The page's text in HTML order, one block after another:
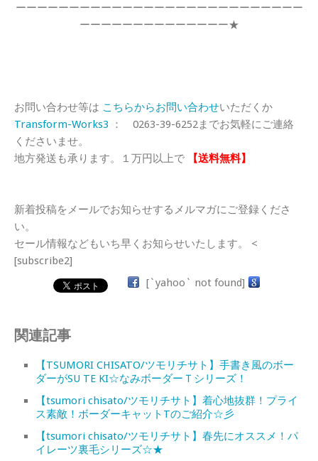
ーーーーーーーーーーーーーーーーーーーーーーーーーーー
ーーーーーーーーーーーーーー★
お問い合わせ等は こちらからお問い合わせいただくか
Transform-Works3 ： 0263-39-6252までお気軽にご連絡
くださいませ。
地方発送も承ります。１万円以上で
【送料無料】
新着投稿をメールでお知らせするメルマガにご登録くださ
い。
セール情報などもいち早くお知らせいたします。 <
[subscribe2]
[`yahoo` not found]
関連記事
【TSUMORI CHISATO/ツモリチサト】手書き風のボー
ダーがSU TE KI☆なみボーダーＴシリーズ！
【tsumori chisato/ツモリチサト】着心地抜群！プライ
ス素敵！ボーダーキャットTのご紹介☆彡
【tsumori chisato/ツモリチサト】春先にオススメ！パ
イレーツ裏毛シリーズ☆★